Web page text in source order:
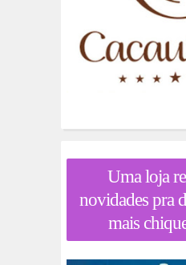
Uma loja
novidades pra
mais